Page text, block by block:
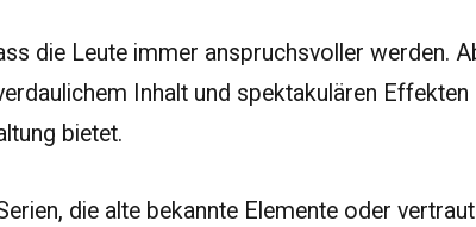
die Leute immer anspruchsvoller werden.
Inhalt und spektakulären Effekten
bietet.
die alte bekannte Elemente oder